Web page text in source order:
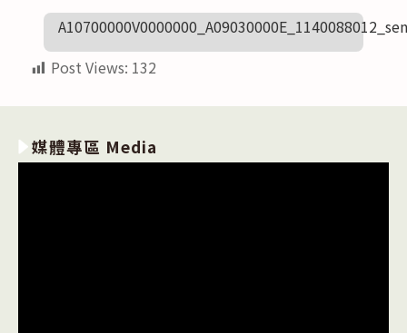
Post Views: 132
媒體專區 Media